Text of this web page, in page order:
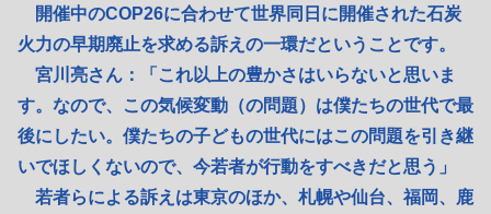
開催中のCOP26に合わせて世界同日に開催された石炭
火力の早期廃止を求める訴えの一環だということです。
宮川亮さん：「これ以上の豊かさはいらないと思いま
す。なので、この気候変動（の問題）は僕たちの世代で最
後にしたい。僕たちの子どもの世代にはこの問題を引き継
いでほしくないので、今若者が行動をすべきだと思う」
若者らによる訴えは東京のほか、札幌や仙台、福岡、鹿